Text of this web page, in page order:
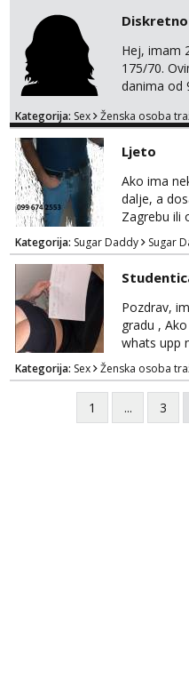
Hej, imam
175/70.
danima od
druženja u
također,
done
mi se na
što voliš
Kategorija: Sex Ženska osoba
Ljeto
Ako ima
dalje, a
Zagrebu ili
Bozt_8 ili
Kategorija: Sugar Daddy Sugar
Pozdrav,
gradu ,
whats upp
razme
Kategorija: Sex Ženska osoba
1 ... 3